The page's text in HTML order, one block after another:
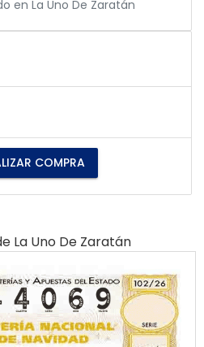
en La Uno De Zaratán
COMPRA
La Uno De Zaratán